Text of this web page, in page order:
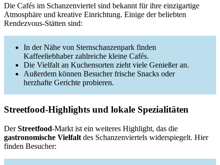
Die Cafés im Schanzenviertel sind bekannt für ihre einzigartige
Atmosphäre und kreative Einrichtung. Einige der beliebten
Rendezvous-Stätten sind:
In der Nähe von Sternschanzenpark finden
Kaffeeliebhaber zahlreiche kleine Cafés.
Die Vielfalt an Kuchensorten zieht viele Genießer an.
Außerdem können Besucher frische Snacks oder
herzhafte Gerichte probieren.
Streetfood-Highlights und lokale Spezialitäten
DerStreetfood-Markt ist ein weiteres Highlight, das die
gastronomische Vielfalt des Schanzenviertels widerspiegelt. Hier
finden Besucher: